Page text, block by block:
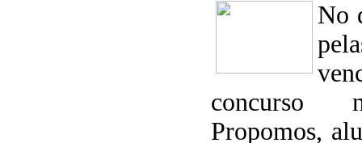
No
concurso
Propomos,